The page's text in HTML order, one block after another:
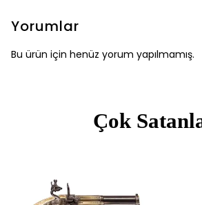
Yorumlar
Bu ürün için henüz yorum yapılmamış.
Çok